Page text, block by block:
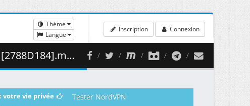
Thème
Langue
Inscription Connexion
( 483.19 MB )
votre vie privée Tester NordVPN